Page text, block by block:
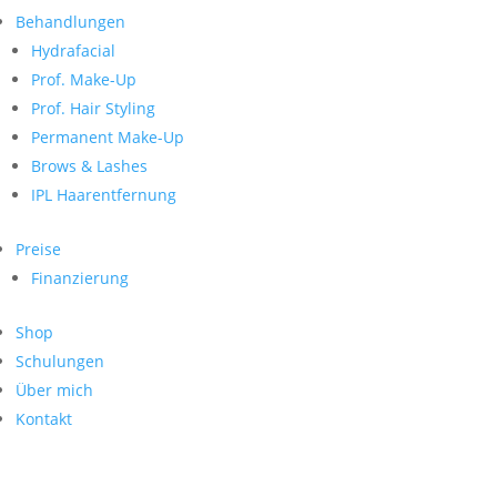
Behandlungen
Hydrafacial
Prof. Make-Up
Prof. Hair Styling
Permanent Make-Up
Brows & Lashes
IPL Haarentfernung
Preise
Finanzierung
Shop
Schulungen
Über mich
Kontakt
nach:
Neueste Kommentare
Archiv
Kategorien
Keine Kategorien
Meta
Anmelden
Feed der Einträge
WordPress.org
Search
nach:
Archive
Kontakt
Impressum
Datenschutz